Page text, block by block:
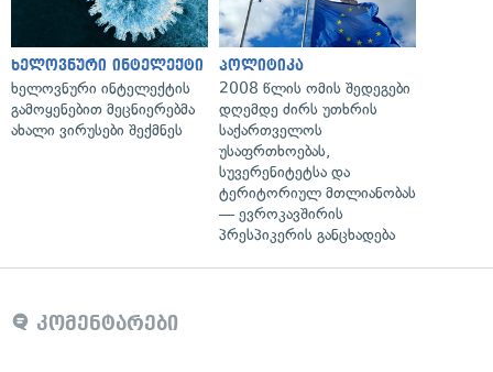
ხელოვნური ინტელექტი
ხელოვნური ინტელექტის
გამოყენებით მეცნიერებმა
ახალი ვირუსები შექმნეს
პოლიტიკა
2008 წლის ომის შედეგები
დღემდე ძირს უთხრის
საქართველოს
უსაფრთხოებას,
სუვერენიტეტსა და
ტერიტორიულ მთლიანობას
— ევროკავშირის
პრესპიკერის განცხადება
კომენტარები